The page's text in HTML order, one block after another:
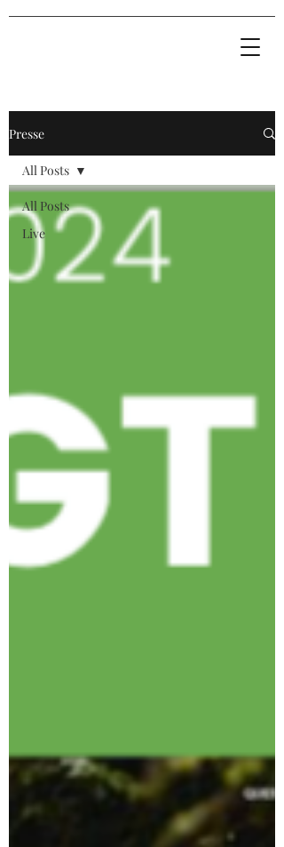
Presse
All Posts
Live
All Posts